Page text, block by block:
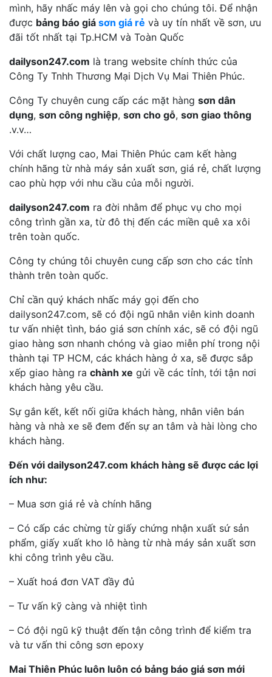
mình, hãy nhấc máy lên và gọi cho chúng tôi. Để nhận
được bảng báo giá sơn giá rẻ và uy tín nhất về sơn, ưu
đãi tốt nhất tại Tp.HCM và Toàn Quốc
dailyson247.com là trang website chính thức của
Công Ty Tnhh Thương Mại Dịch Vụ Mai Thiên Phúc.
Công Ty chuyên cung cấp các mặt hàng sơn dân
dụng, sơn công nghiệp, sơn cho gỗ, sơn giao thông
.v.v…
Với chất lượng cao, Mai Thiên Phúc cam kết hàng
chính hãng từ nhà máy sản xuất sơn, giá rẻ, chất lượng
cao phù hợp với nhu cầu của mỗi người.
dailyson247.com ra đời nhằm để phục vụ cho mọi
công trình gần xa, từ đô thị đến các miền quê xa xôi
trên toàn quốc.
Công ty chúng tôi chuyên cung cấp sơn cho các tỉnh
thành trên toàn quốc.
Chỉ cần quý khách nhấc máy gọi đến cho
dailyson247.com, sẽ có đội ngũ nhân viên kinh doanh
tư vấn nhiệt tình, báo giá sơn chính xác, sẽ có đội ngũ
giao hàng sơn nhanh chóng và giao miễn phí trong nội
thành tại TP HCM, các khách hàng ở xa, sẽ được sắp
xếp giao hàng ra chành xe gửi về các tỉnh, tới tận nơi
khách hàng yêu cầu.
Sự gắn kết, kết nối giữa khách hàng, nhân viên bán
hàng và nhà xe sẽ đem đến sự an tâm và hài lòng cho
khách hàng.
Đến với dailyson247.com khách hàng sẽ được các lợi
ích như:
– Mua sơn giá rẻ và chính hãng
– Có cấp các chừng từ giấy chứng nhận xuất sứ sản
phẩm, giấy xuất kho lô hàng từ nhà máy sản xuất sơn
khi công trình yêu cầu.
– Xuất hoá đơn VAT đầy đủ
– Tư vấn kỹ càng và nhiệt tình
– Có đội ngũ kỹ thuật đến tận công trình để kiểm tra
và tư vấn thi công sơn epoxy
Mai Thiên Phúc luôn luôn có bảng báo giá sơn mới